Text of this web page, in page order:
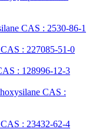
CAS : 2530-86-1
: 227085-51-0
: 128996-12-3
CAS :
: 23432-62-4